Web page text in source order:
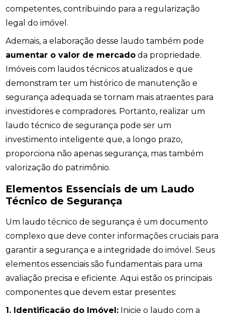
competentes, contribuindo para a regularização
legal do imóvel.
Ademais, a elaboração desse laudo também pode
aumentar o valor de mercado da propriedade.
Imóveis com laudos técnicos atualizados e que
demonstram ter um histórico de manutenção e
segurança adequada se tornam mais atraentes para
investidores e compradores. Portanto, realizar um
laudo técnico de segurança pode ser um
investimento inteligente que, a longo prazo,
proporciona não apenas segurança, mas também
valorização do patrimônio.
Elementos Essenciais de um Laudo
Técnico de Segurança
Um laudo técnico de segurança é um documento
complexo que deve conter informações cruciais para
garantir a segurança e a integridade do imóvel. Seus
elementos essenciais são fundamentais para uma
avaliação precisa e eficiente. Aqui estão os principais
componentes que devem estar presentes:
1. Identificação do Imóvel: Inicie o laudo com a